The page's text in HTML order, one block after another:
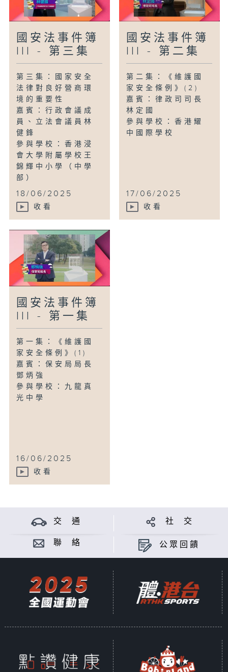
國安法事件簿
III - 第三集
第三集：國家安全
法律對良好營商環
境的重要性
嘉賓：行政會議成
員、立法會議員林
健鋒
參與學校：香港浸
會大學附屬學校王
錦輝中小學（中學
部）
18/06/2025
收看
國安法事件簿
III - 第二集
第二集：《維護國
家安全條例》(2)
嘉賓：律政司司長
林定國
參與學校：香港耀
中國際學校
17/06/2025
收看
國安法事件簿
III - 第一集
第一集：《維護國
家安全條例》(1)
嘉賓：保安局局長
鄧炳強
參與學校：九龍真
光中學
16/06/2025
收看
交 通 社 交
聯 絡 公眾回饋